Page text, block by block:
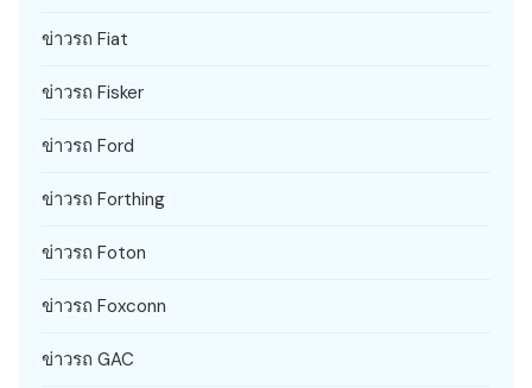
ข่าวรถ Fiat
ข่าวรถ Fisker
ข่าวรถ Ford
ข่าวรถ Forthing
ข่าวรถ Foton
ข่าวรถ Foxconn
ข่าวรถ GAC